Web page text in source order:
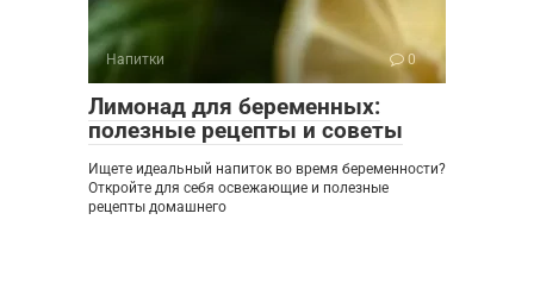
Напитки 0
Лимонад для беременных:
полезные рецепты и советы
Ищете идеальный напиток во время беременности?
Откройте для себя освежающие и полезные
рецепты домашнего